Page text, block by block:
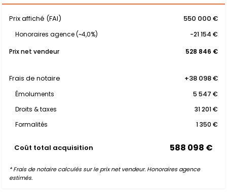
Prix affiché (FAI) 550 000 €
Honoraires agence (~4,0%)
-21 154 €
Prix net vendeur
528 846 €
Frais de notaire +38 098 €
Émoluments
5 547 €
Droits & taxes
31 201 €
Formalités
1 350 €
Coût total acquisition 588 098 €
* Frais de notaire calculés sur le prix net vendeur. Honoraires agence
estimés.